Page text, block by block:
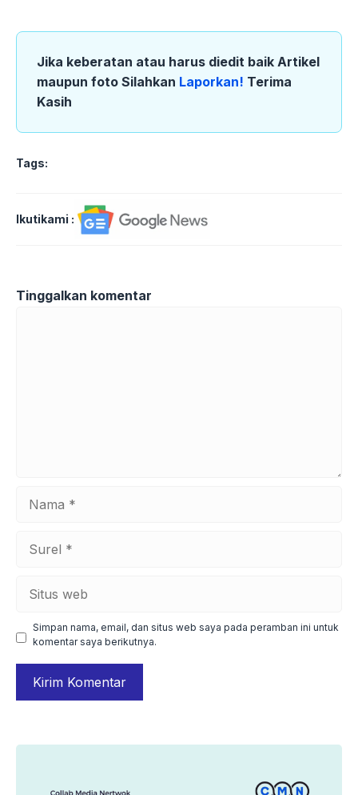
Jika keberatan atau harus diedit baik Artikel
maupun foto Silahkan Laporkan! Terima
Kasih
Tags:
Ikutikami :
Tinggalkan komentar
Simpan nama, email, dan situs web saya pada peramban ini untuk
komentar saya berikutnya.